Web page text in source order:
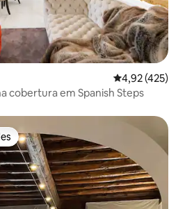
Classificação
4,92 (425)
cobertura em Spanish Steps
mais apreciados